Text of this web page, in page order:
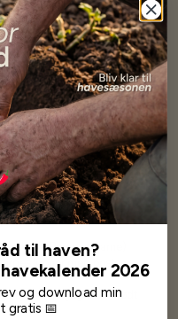
siger...
fra Barney (Bjarne)
kroner med posten
Bjarne har jeg altid mødt
til haven?
2026
og download min
gratis 📅